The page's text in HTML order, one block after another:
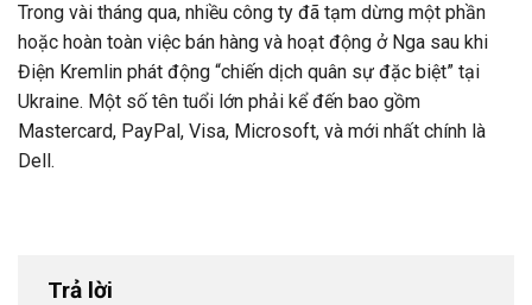
Trong vài tháng qua, nhiều công ty đã tạm dừng một phần
hoặc hoàn toàn việc bán hàng và hoạt động ở Nga sau khi
Điện Kremlin phát động “chiến dịch quân sự đặc biệt” tại
Ukraine. Một số tên tuổi lớn phải kể đến bao gồm
Mastercard, PayPal, Visa, Microsoft, và mới nhất chính là
Dell.
Trả lời